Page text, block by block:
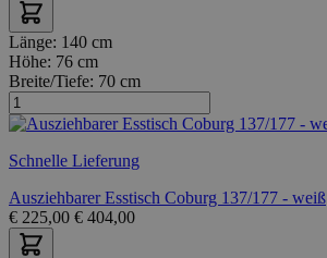
Länge: 140 cm
Höhe: 76 cm
Breite/Tiefe: 70 cm
Schnelle Lieferung
Ausziehbarer Esstisch Coburg 137/177 - weiß
€ 225,00 € 404,00